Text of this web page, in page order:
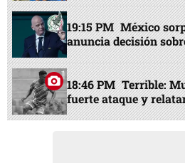
19:15 PM México
anuncia decisión
18:46 PM Terrible:
fuerte ataque y